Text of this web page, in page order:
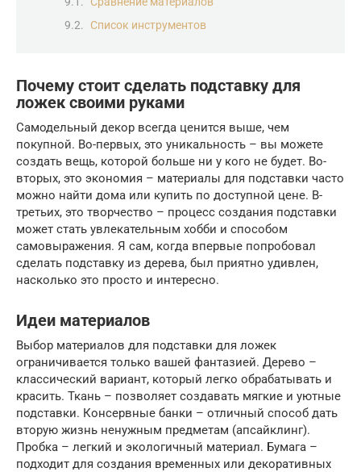
Список инструментов
Почему стоит сделать подставку для
ложек своими руками
Самодельный декор всегда ценится выше, чем
покупной. Во-первых, это уникальность – вы можете
создать вещь, которой больше ни у кого не будет. Во-
вторых, это экономия – материалы для подставки часто
можно найти дома или купить по доступной цене. В-
третьих, это творчество – процесс создания подставки
может стать увлекательным хобби и способом
самовыражения. Я сам, когда впервые попробовал
сделать подставку из дерева, был приятно удивлен,
насколько это просто и интересно.
Идеи материалов
Выбор материалов для подставки для ложек
ограничивается только вашей фантазией. Дерево –
классический вариант, который легко обрабатывать и
красить. Ткань – позволяет создавать мягкие и уютные
подставки. Консервные банки – отличный способ дать
вторую жизнь ненужным предметам (апсайклинг).
Пробка – легкий и экологичный материал. Бумага –
подходит для создания временных или декоративных